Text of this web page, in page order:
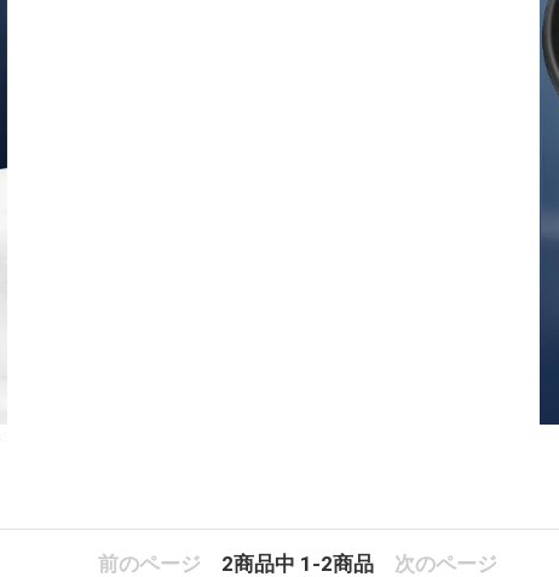
前のページ 2商品中 1-2商品 次のページ